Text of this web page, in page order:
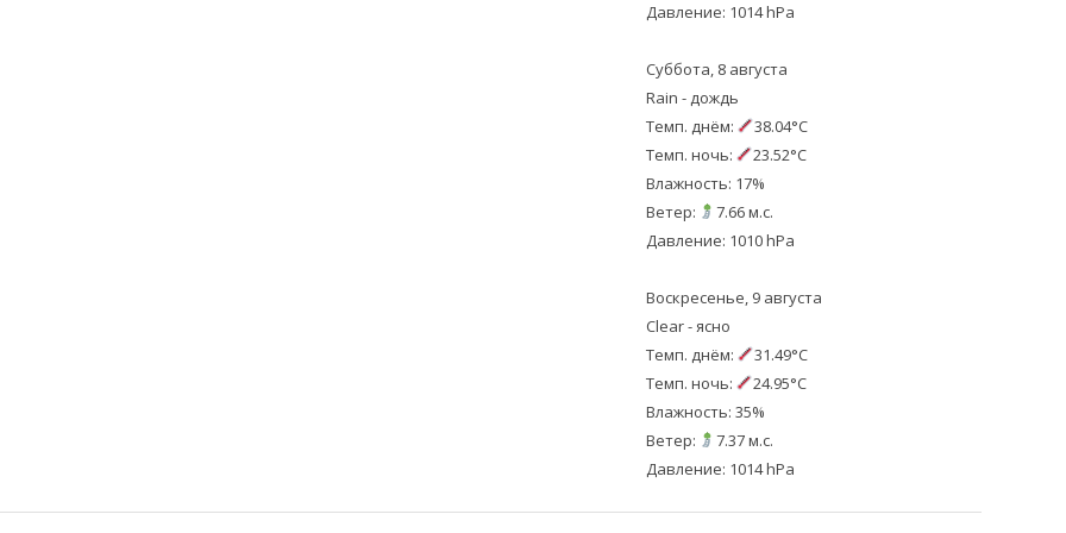
Давление: 1014 hPa
Суббота, 8 августа
Rain - дождь
Темп. днём:
38.04°C
Темп. ночь:
23.52°C
Влажность: 17%
Ветер:
7.66 м.с.
Давление: 1010 hPa
Воскресенье, 9 августа
Clear - ясно
Темп. днём:
31.49°C
Темп. ночь:
24.95°C
Влажность: 35%
Ветер:
7.37 м.с.
Давление: 1014 hPa